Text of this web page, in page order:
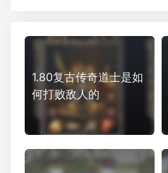
1.80复古传奇道士是如
何打败敌人的